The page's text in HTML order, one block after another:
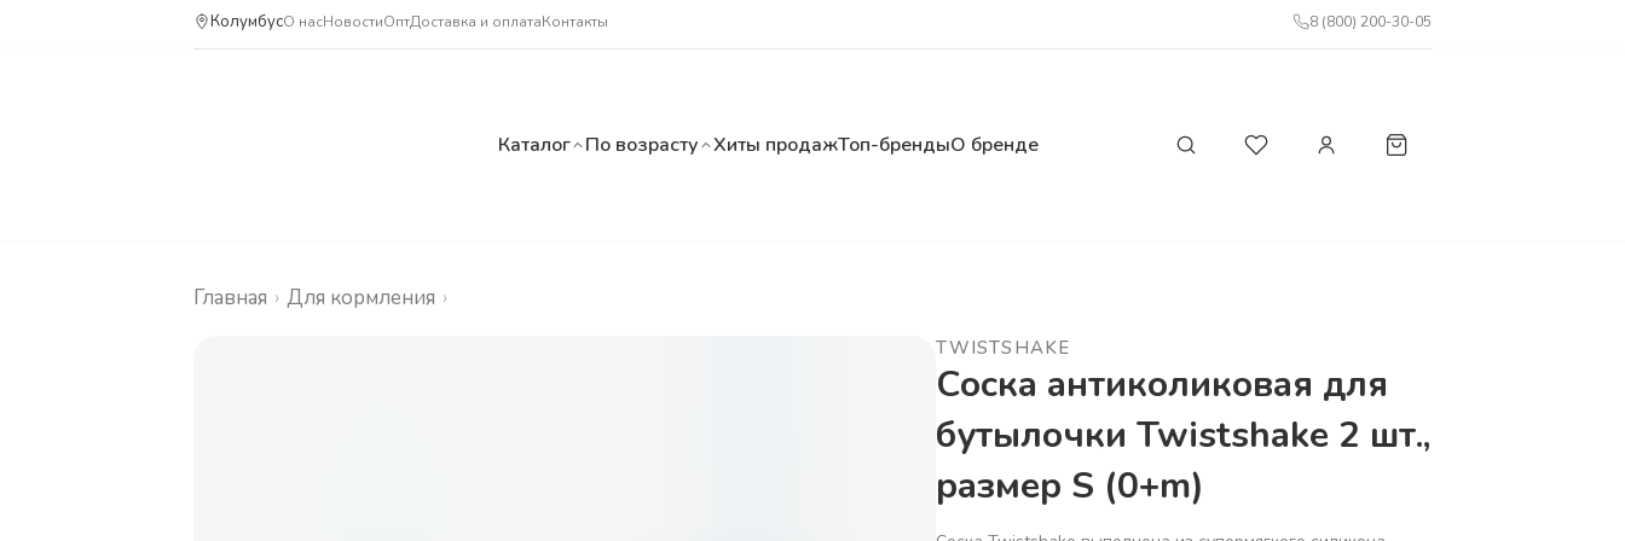
КолумбусО насНовостиОптДоставка и оплатаКонтакты 8 (800) 200-30-05
Каталог По возрасту Хиты продажТоп-брендыО бренде
Главная › Для кормления ›
TWISTSHAKE
Соска антиколиковая для
бутылочки Twistshake 2 шт.,
размер S (0+m)